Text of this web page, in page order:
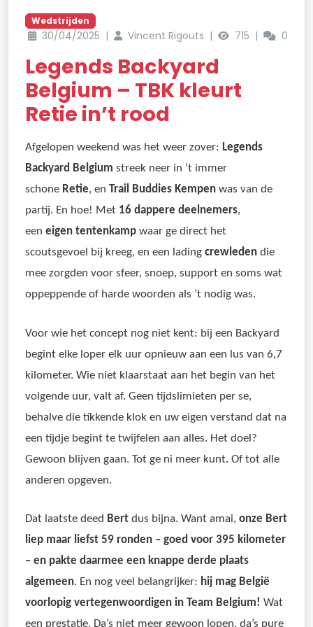
Wedstrijden
30/04/2025 | Vincent Rigouts | 715 | 0
Legends Backyard
Belgium – TBK kleurt
Retie in’t rood
Afgelopen weekend was het weer zover: Legends
Backyard Belgium streek neer in ’t immer
schone Retie, en Trail Buddies Kempen was van de
partij. En hoe! Met 16 dappere deelnemers,
een eigen tentenkamp waar ge direct het
scoutsgevoel bij kreeg, en een lading crewleden die
mee zorgden voor sfeer, snoep, support en soms wat
oppeppende of harde woorden als ’t nodig was.
Voor wie het concept nog niet kent: bij een Backyard
begint elke loper elk uur opnieuw aan een lus van 6,7
kilometer. Wie niet klaarstaat aan het begin van het
volgende uur, valt af. Geen tijdslimieten per se,
behalve die tikkende klok en uw eigen verstand dat na
een tijdje begint te twijfelen aan alles. Het doel?
Gewoon blijven gaan. Tot ge ni meer kunt. Of tot alle
anderen opgeven.
Dat laatste deed Bert dus bijna. Want amai, onze Bert
liep maar liefst 59 ronden – goed voor 395 kilometer
– en pakte daarmee een knappe derde plaats
algemeen. En nog veel belangrijker: hij mag België
voorlopig vertegenwoordigen in Team Belgium! Wat
een prestatie. Da’s niet meer gewoon lopen, da’s pure